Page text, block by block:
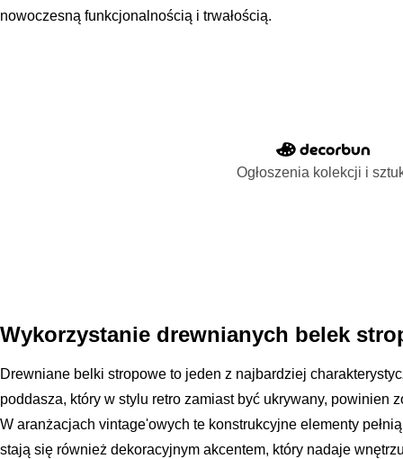
nowoczesną funkcjonalnością i trwałością.
Ogłoszenia kolekcji i
Wykorzystanie drewnianych belek
Drewniane belki stropowe to jeden z najbardziej
poddasza, który w stylu retro zamiast być ukrywany, powinien
W aranżacjach vintage'owych te konstrukcyjne elementy
stają się również dekoracyjnym akcentem, który nadaje